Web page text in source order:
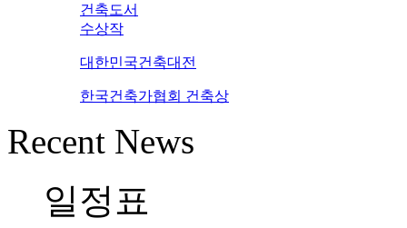
건축도서
수상작
대한민국건축대전
한국건축가협회 건축상
Recent News
일정표